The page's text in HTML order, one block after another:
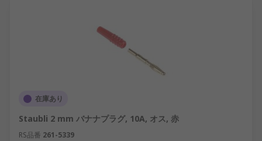
在庫あり
Staubli 2 mm バナナプラグ, 10A, オス, 赤
RS品番 261-5339